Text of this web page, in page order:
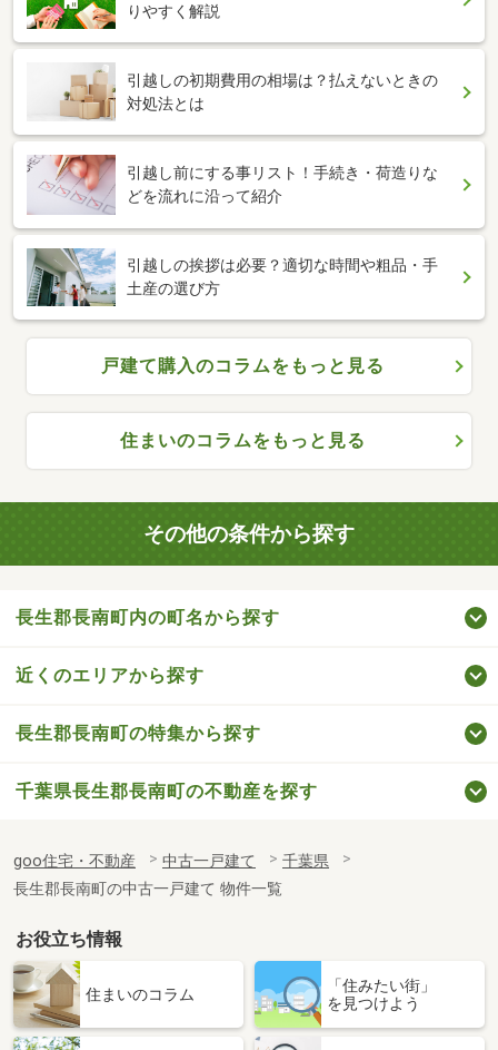
りやすく解説
引越しの初期費用の相場は？払えないときの
対処法とは
引越し前にする事リスト！手続き・荷造りな
どを流れに沿って紹介
引越しの挨拶は必要？適切な時間や粗品・手
土産の選び方
戸建て購入のコラムをもっと見る
住まいのコラムをもっと見る
その他の条件から探す
長生郡長南町内の町名から探す
近くのエリアから探す
長生郡長南町の特集から探す
千葉県長生郡長南町の不動産を探す
goo住宅・不動産 中古一戸建て
千葉県
長生郡長南町の中古一戸建て 物件一覧
お役立ち情報
住まいのコラム
「住みたい街」
を見つけよう